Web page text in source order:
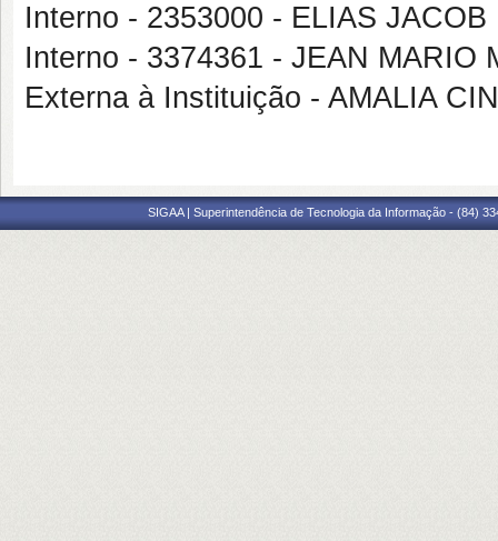
Interno - 2353000 - ELIAS
Interno - 3374361 - JEAN MARIO
Externa à Instituição - AMALIA
SIGAA | Superintendência de Tecnologia da Informação - (84)